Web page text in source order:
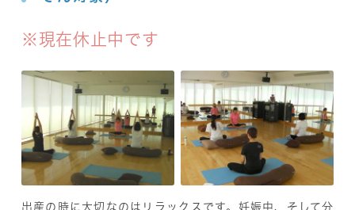
※現在休止中です
出産の時に大切なのはリラックスです。妊娠中、そして分